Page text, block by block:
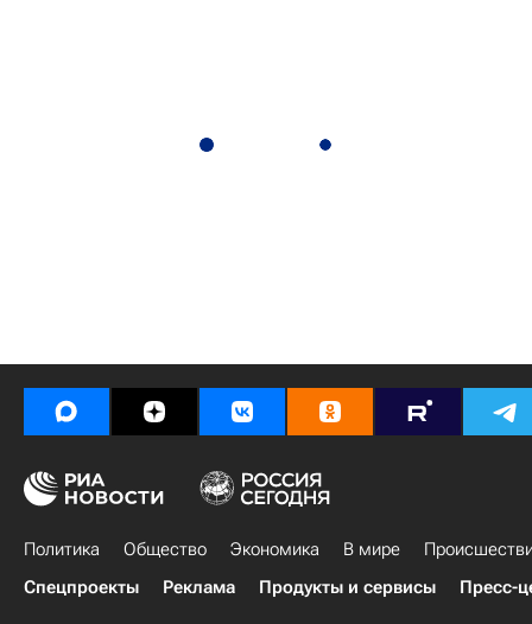
Политика Общество Экономика В мире
Спецпроекты
Реклама Продукты и сервисы Пресс-